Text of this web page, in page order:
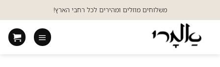
to
content
משלוחים מוזלים ומהירים לכל רחבי הארץ!